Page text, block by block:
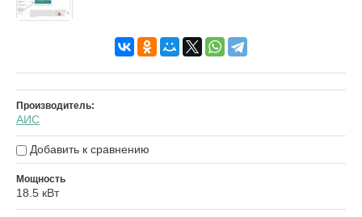
Производитель:
АИС
Добавить к сравнению
Мощность
18.5 кВт